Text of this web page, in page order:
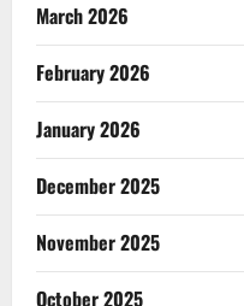
March 2026
February 2026
January 2026
December 2025
November 2025
October 2025